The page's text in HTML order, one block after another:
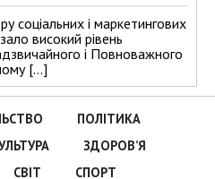
соціальних і маркетингових
високий рівень
і Повноважного
[…]
ПОЛІТИКА
ЗДОРОВ’Я
СВІТ СПОРТ